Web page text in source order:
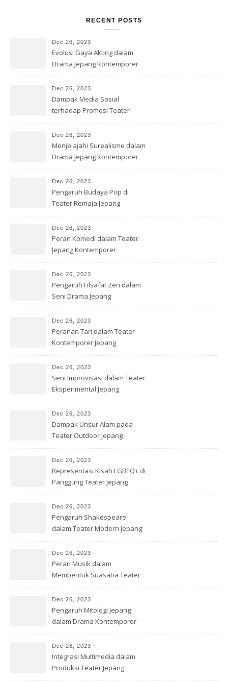
RECENT POSTS
Dec 26, 2023
Evolusi Gaya Akting dalam
Drama Jepang Kontemporer
Dec 26, 2023
Dampak Media Sosial
terhadap Promosi Teater
Dec 26, 2023
Menjelajahi Surealisme dalam
Drama Jepang Kontemporer
Dec 26, 2023
Pengaruh Budaya Pop di
Teater Remaja Jepang
Dec 26, 2023
Peran Komedi dalam Teater
Jepang Kontemporer
Dec 26, 2023
Pengaruh Filsafat Zen dalam
Seni Drama Jepang
Dec 26, 2023
Peranan Tari dalam Teater
Kontemporer Jepang
Dec 26, 2023
Seni Improvisasi dalam Teater
Eksperimental Jepang
Dec 26, 2023
Dampak Unsur Alam pada
Teater Outdoor Jepang
Dec 26, 2023
Representasi Kisah LGBTQ+ di
Panggung Teater Jepang
Dec 26, 2023
Pengaruh Shakespeare
dalam Teater Modern Jepang
Dec 26, 2023
Peran Musik dalam
Membentuk Suasana Teater
Dec 26, 2023
Pengaruh Mitologi Jepang
dalam Drama Kontemporer
Dec 26, 2023
Integrasi Multimedia dalam
Produksi Teater Jepang